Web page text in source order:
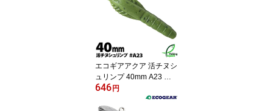
エコギアアクア 活チヌシ
ュリンプ 40mm A23 澄
み潮オリーブ クリスタル
＋ブラックFlk.【ワー
646 円